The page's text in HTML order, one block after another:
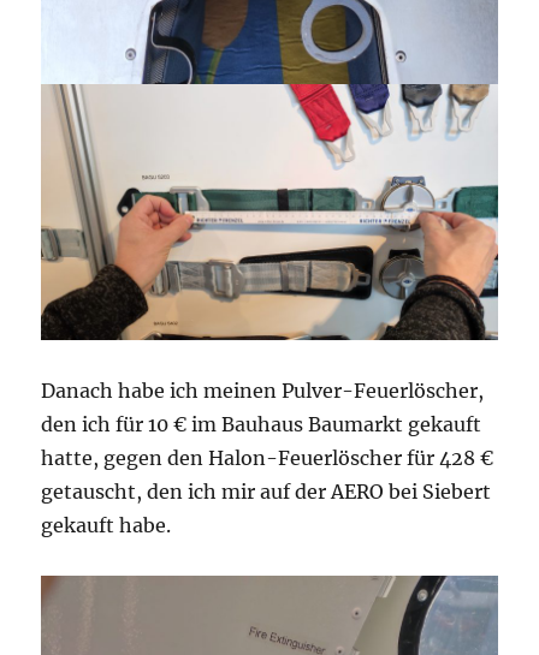
Danach habe ich meinen Pulver-Feuerlöscher,
den ich für 10 € im Bauhaus Baumarkt gekauft
hatte, gegen den Halon-Feuerlöscher für 428 €
getauscht, den ich mir auf der AERO bei Siebert
gekauft habe.